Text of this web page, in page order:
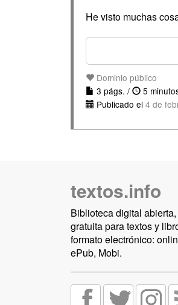
He visto muchas
Dominio público
3 págs. /
5
Publicado el 4 de
textos.info
Biblioteca digital
gratuita para textos y
formato electrónico:
ePub, Mobi.